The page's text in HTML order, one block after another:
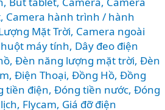
, Camera hành trình / hành
Mặt Trời, Camera ngoài
máy tính, Dây đeo điện
, Đèn năng lượng mặt trời, Đèn
, Điện Thoại, Đồng Hồ, Đồng
tiền điện, Đóng tiền nước, Đóng
, Flycam, Giá đỡ điện